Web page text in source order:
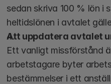
sedan skriva 100 % lön
heltidslönen i avtalet
Att uppdatera avtalet
Ett vanligt missförstånd
arbetstagare byter
bestämmelser i ett